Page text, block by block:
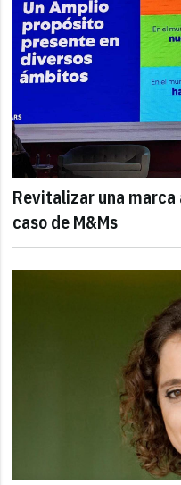
Revitalizar una
caso de M&Ms